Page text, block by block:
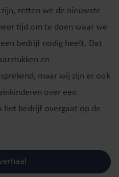
zetten we de nieuwste
tijd om te doen waar we
bedrijf nodig heeft. Dat
en
maar wij zijn er ook
over een
het bedrijf overgaat op de